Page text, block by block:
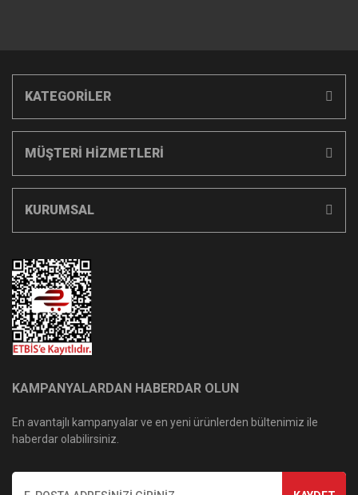
KATEGORİLER
MÜŞTERİ HİZMETLERİ
KURUMSAL
KAMPANYALARDAN HABERDAR OLUN
En avantajlı kampanyalar ve en yeni ürünlerden bültenimiz ile
haberdar olabilirsiniz.